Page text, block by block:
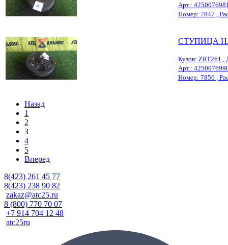
Арт.:
Номер: 7847 ,
СТУПИЦА НА
Кузов: ZRT261 ,
Арт.:
Номер: 7856 ,
Назад
1
2
3
4
5
Вперед
8(423) 261 45 77
8(423) 238 90 82
zakaz@atc25.ru
8 (800) 770 70 07
+7 914 704 12 48
atc25ru